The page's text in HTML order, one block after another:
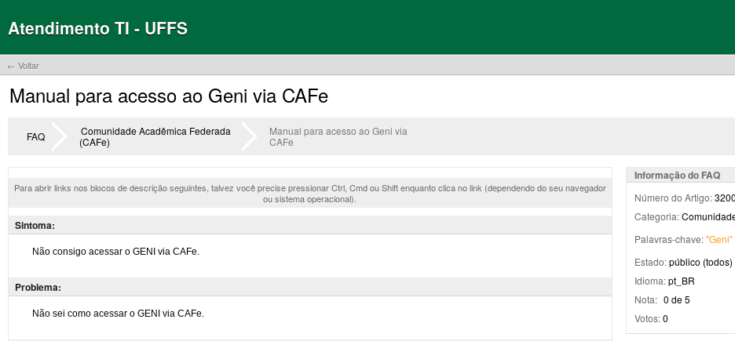
Atendimento TI - UFFS
← Voltar
Manual para acesso ao Geni via CAFe
FAQ
Comunidade Acadêmica Federada
(CAFe)
Manual para acesso ao Geni via
CAFe
Para abrir links nos blocos de descrição seguintes, talvez você precise pressionar Ctrl, Cmd ou Shift enquanto clica no link (dependendo do seu navegador
ou sistema operacional).
Sintoma:
Problema:
Informação do FAQ
Número do Artigo:
Categoria:
Palavras-chave: "Geni"
Estado: público (todos)
Idioma: pt_BR
Nota: 0 de 5
Votos: 0